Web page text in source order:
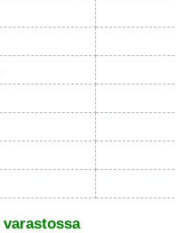
varastossa